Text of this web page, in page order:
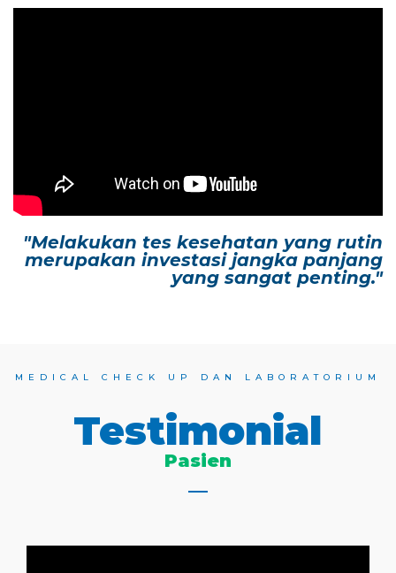
"Melakukan tes kesehatan yang rutin
merupakan investasi jangka panjang
yang sangat penting."
MEDICAL CHECK UP DAN LABORATORIUM
Testimonial
Pasien